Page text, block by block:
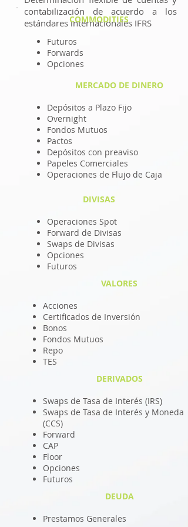
contabilización de acuerdo a los
estándares internacionales IFRS
COMMODITIES
Futuros
Forwards
Opciones
MERCADO DE DINERO
Depósitos a Plazo Fijo
Overnight
Fondos Mutuos
Pactos
Depósitos con preaviso
Papeles Comerciales
Operaciones de Flujo de Caja
DIVISAS
Operaciones Spot
Forward de Divisas
Swaps de Divisas
Opciones
Futuros
VALORES
Acciones
Certificados de Inversión
Bonos
Fondos Mutuos
Repo
TES
DERIVADOS
Swaps de Tasa de Interés (IRS)
Swaps de Tasa de Interés y Moneda
(CCS)
Forward
CAP
Floor
Opciones
Futuros
DEUDA
Prestamos Generales